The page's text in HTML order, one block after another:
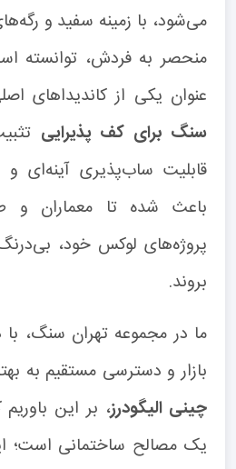
می‌شود، با زمینه سفید و
منحصر به فردش، توانسته
عنوان یکی از کاندیداهای
سنگ برای کف پذیرایی
قابلیت ساب‌پذیری آینه‌ای
باعث شده تا معماران و
پروژه‌های لوکس خود،
بروند.
ما در مجموعه تهران سنگ، با
بازار و دسترسی مستقیم به
چینی الیگودرز، بر این
یک مصالح ساختمانی است؛